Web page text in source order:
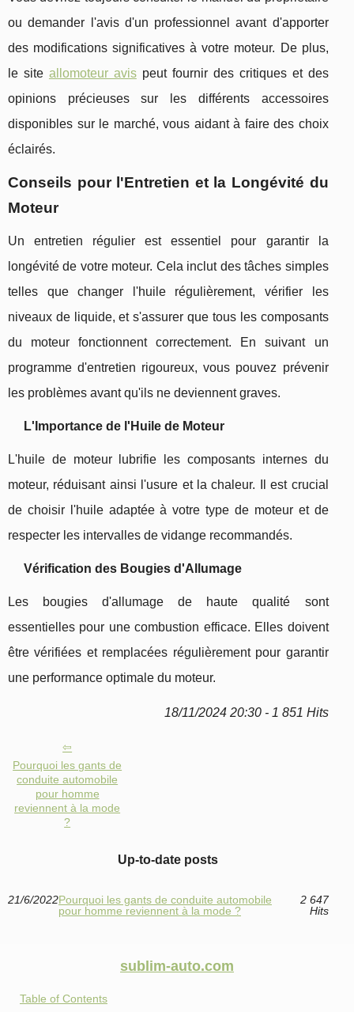
ou demander l'avis d'un professionnel avant d'apporter
des modifications significatives à votre moteur. De plus,
le site allomoteur avispeut fournir des critiques et des
opinions précieuses sur les différents accessoires
disponibles sur le marché, vous aidant à faire des choix
éclairés.
Conseils pour l'Entretien et la Longévité du
Moteur
Un entretien régulier est essentiel pour garantir la
longévité de votre moteur. Cela inclut des tâches simples
telles que changer l'huile régulièrement, vérifier les
niveaux de liquide, et s'assurer que tous les composants
du moteur fonctionnent correctement. En suivant un
programme d'entretien rigoureux, vous pouvez prévenir
les problèmes avant qu'ils ne deviennent graves.
L'Importance de l'Huile de Moteur
L'huile de moteur lubrifie les composants internes du
moteur, réduisant ainsi l'usure et la chaleur. Il est crucial
de choisir l'huile adaptée à votre type de moteur et de
respecter les intervalles de vidange recommandés.
Vérification des Bougies d'Allumage
Les bougies d'allumage de haute qualité sont
essentielles pour une combustion efficace. Elles doivent
être vérifiées et remplacées régulièrement pour garantir
une performance optimale du moteur.
18/11/2024 20:30 - 1 851 Hits
Pourquoi les gants de
conduite automobile
pour homme
reviennent à la mode
?
Up-to-date posts
21/6/2022Pourquoi les gants de conduite automobile
pour homme reviennent à la mode ?
2 647
Hits
sublim-auto.com
Table of Contents